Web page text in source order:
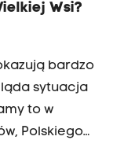
Wsi?
bardzo
sytuacja
to w
Polskiego